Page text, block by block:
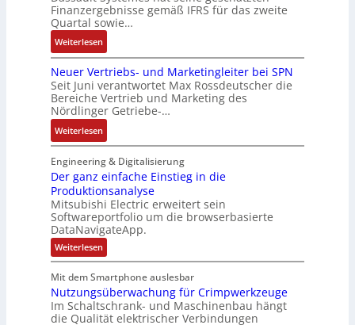
l
a
g
e
n
b
a
u
:
P
o
s
i
t
i
v
e
M
o
m
e
t
E
n
c
d
e
r
i
a
n
g
a
t
o
a
t
d
e
r
F
a
b
r
k
S
y
s
t
e
m
t
e
c
h
n
i
k
-
G
e
s
ä
f
Finanzergebnisse gemäß IFRS für das zweite
Quartal sowie…
Weiterlesen:
D
a
s
s
a
u
l
t
S
y
s
t
è
m
s
:
Q
Neuer Vertriebs- und Marketingleiter bei SPN
Seit Juni verantwortet Max Rossdeutscher die
Bereiche Vertrieb und Marketing des
Nördlinger Getriebe-…
Weiterlesen:
N
e
u
e
r
V
e
r
t
r
i
e
Engineering & Digitalisierung
Der ganz einfache Einstieg in die
Produktionsanalyse
Mitsubishi Electric erweitert sein
Softwareportfolio um die browserbasierte
DataNavigateApp.
Weiterlesen:
D
r
g
a
n
Mit dem Smartphone auslesbar
Nutzungsüberwachung für Crimpwerkzeuge
Im Schaltschrank- und Maschinenbau hängt
die Qualität elektrischer Verbindungen